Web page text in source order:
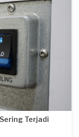
Terjadi